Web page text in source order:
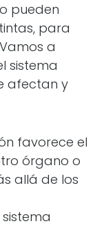
pueden
para
a
sistema
afectan y
favorece el
órgano o
allá de los